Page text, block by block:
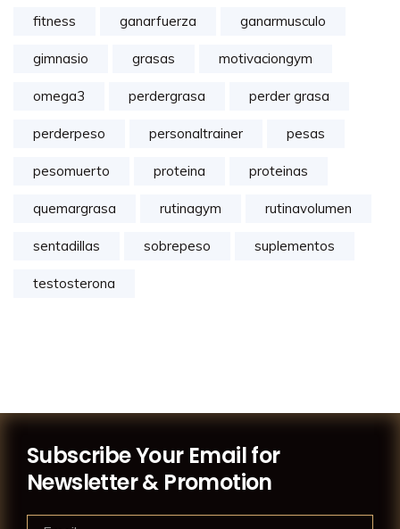
fitness ganarfuerza ganarmusculo
gimnasio grasas motivaciongym
omega3 perdergrasa perder grasa
perderpeso personaltrainer pesas
pesomuerto proteina proteinas
quemargrasa rutinagym rutinavolumen
sentadillas sobrepeso suplementos
testosterona
Subscribe Your Email for
Newsletter & Promotion